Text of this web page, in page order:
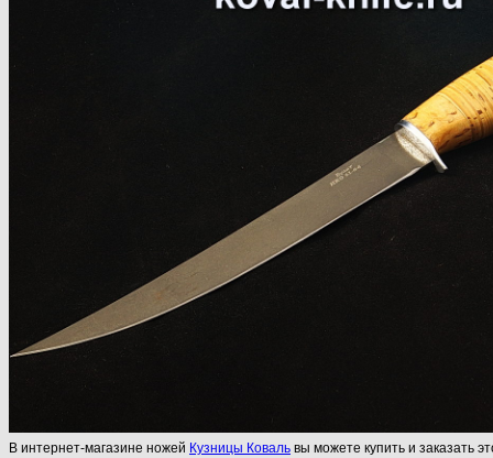
В интернет-магазине ножей Кузницы Коваль вы можете купить и заказать